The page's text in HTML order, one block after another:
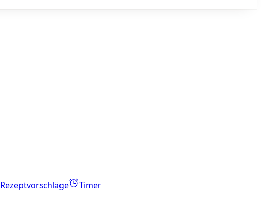
Rezeptvorschläge
Timer